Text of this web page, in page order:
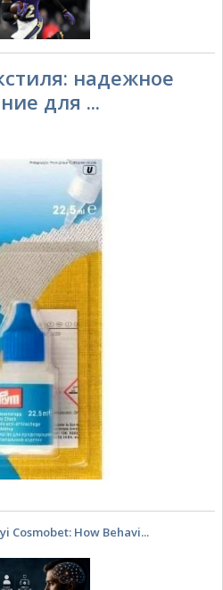
надежное
для ...
Cosmobet: How Behavi...